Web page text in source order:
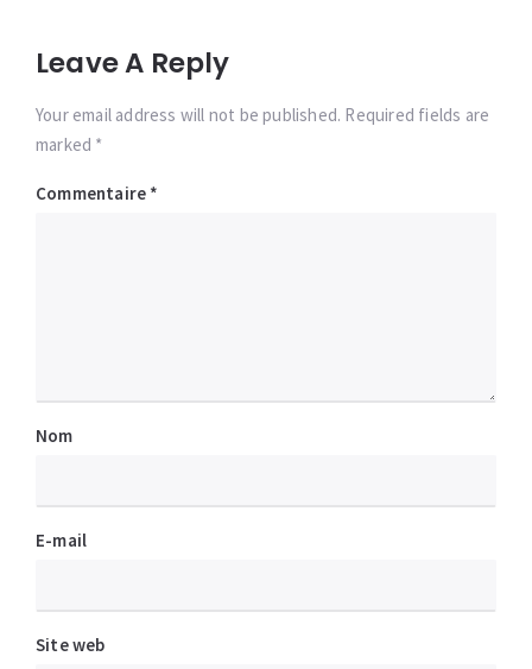
Leave A Reply
Your email address will not be published. Required fields are
marked *
Commentaire *
Nom
E-mail
Site web